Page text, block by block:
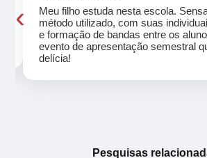
Meu filho estuda nesta escola.
método utilizado, com suas
e formação de bandas entre os
evento de apresentação semestral
delícia!
‹
Pesquisas